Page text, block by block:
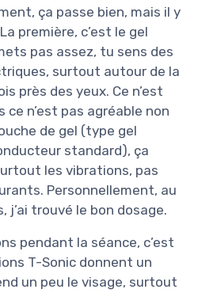
ça passe bien, mais il y
première, c’est le gel
pas assez, tu sens des
surtout autour de la
près des yeux. Ce n’est
n’est pas agréable non
de gel (type gel
standard), ça
les vibrations, pas
Personnellement, au
trouvé le bon dosage.
pendant la séance, c’est
T-Sonic donnent un
un peu le visage, surtout